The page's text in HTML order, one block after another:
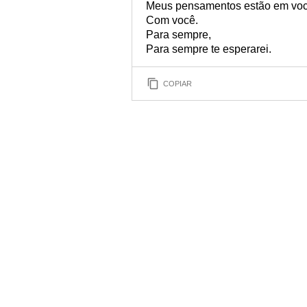
Meus pensamentos estão em
Com você.
Para sempre,
Para sempre te esperarei.
COPIAR